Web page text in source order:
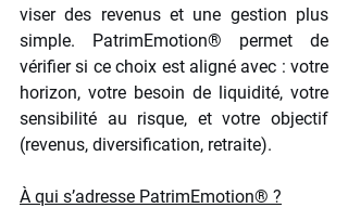
viser des revenus et une gestion plus
simple. PatrimEmotion® permet de
vérifier si ce choix est aligné avec : votre
horizon, votre besoin de liquidité, votre
sensibilité au risque, et votre objectif
(revenus, diversification, retraite).
À qui s’adresse PatrimEmotion® ?